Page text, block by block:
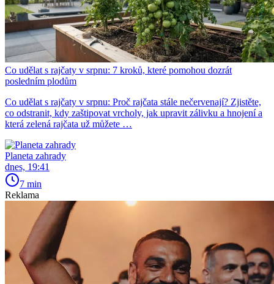
Co udělat s rajčaty v srpnu: 7 kroků, které pomohou dozrát
posledním plodům
Co udělat s rajčaty v srpnu: Proč rajčata stále nečervenají? Zjistěte,
co odstranit, kdy zaštipovat vrcholy, jak upravit zálivku a hnojení a
která zelená rajčata už můžete …
Planeta zahrady
dnes, 19:41
7 min
Reklama